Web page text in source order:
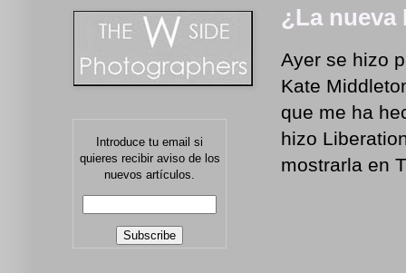
¿La nueva
Ayer se hizo
Kate
que me ha
hizo
mostrarla en
Introduce tu email si
quieres recibir aviso de los
nuevos artículos.